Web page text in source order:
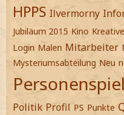
HPPS Ilvermorny
Jubiläum 2015 Kino
Login Malen Mitarbeiter
Mysteriumsabteilung Neu
Personenspiel
Politik Profil PS Punkte